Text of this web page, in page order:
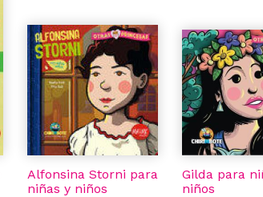
Alfonsina Storni para
niñas y niños
Gilda para
niños